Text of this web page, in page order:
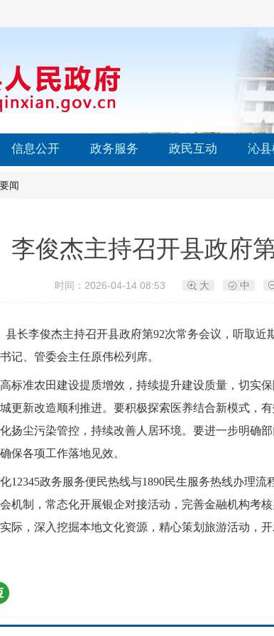
信息公开 政务服务 政民互动 沁
闻
李俊杰主持召开县政府
时间：2026-04-14 08:53 大 中
李俊杰主持召开县政府第92次常务会议，听取近
记、管委会主任原伟松列席。
标准农田建设提质增效，持续提升建设质量，切实
更新改造顺利推进。要积极探索医养结合新模式，
扬尘污染管控，持续改善人居环境。要进一步明确
保各项工作落地见效。
12345政务服务便民热线与1890民生服务热线办理
机制，常态化开展银企对接活动，完善金融机构考
际，深入挖掘本地文化资源，精心策划旅游活动，